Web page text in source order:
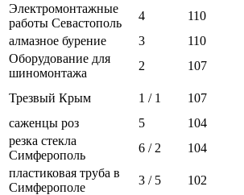
Электромонтажные
работы Севастополь
4 110
алмазное бурение
3 110
Оборудование для
шиномонтажа
2 107
Трезвый Крым 1 / 1 107
саженцы роз
5 104
резка стекла
Симферополь
6 / 2 104
пластиковая труба в
Симферополе
3 / 5 102